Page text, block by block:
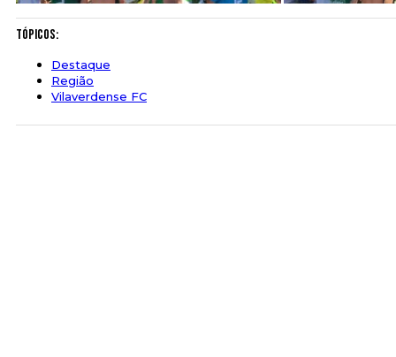
Tópicos:
Destaque
Região
Vilaverdense FC